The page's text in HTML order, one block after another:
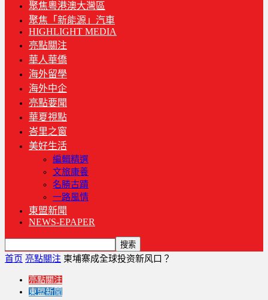
聚焦粵港澳大灣區
聚焦「新能源」汽車
HIGHLIGHT MEDIA
亮點關注
華人華僑
海外留學
海外中企
亮點要聞
華夏視點
峇里之窗
美好生活
編輯精選
文旅康養
名勝古蹟
一路風情
東盟新聞
NEWS-EPAPER
首页 亮點關注 柬埔寨成全球投资新风口？
亮點關注
東盟新聞